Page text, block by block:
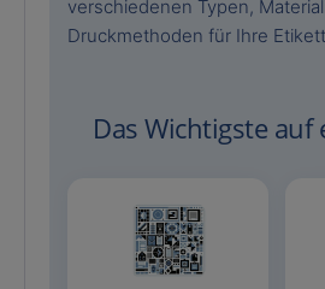
verschiedenen Typen,
Druckmethoden für Ihre
Das Wichtigste auf